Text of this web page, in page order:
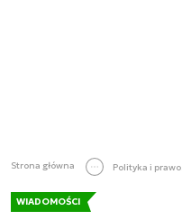
Strona główna Polityka i prawo
WIADOMOŚCI